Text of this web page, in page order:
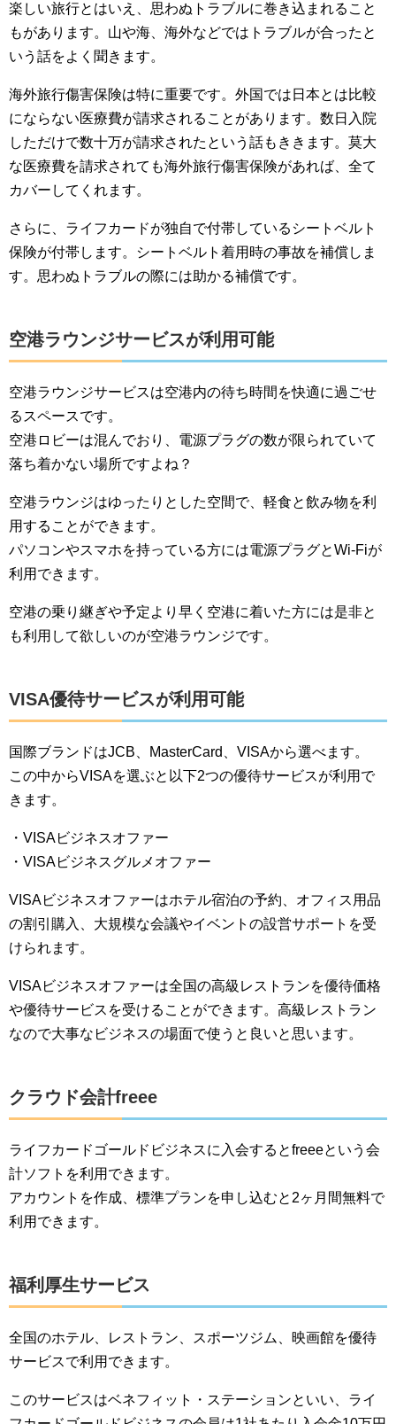
楽しい旅行とはいえ、思わぬトラブルに巻き込まれること
もがあります。山や海、海外などではトラブルが合ったと
いう話をよく聞きます。
海外旅行傷害保険は特に重要です。外国では日本とは比較
にならない医療費が請求されることがあります。数日入院
しただけで数十万が請求されたという話もききます。莫大
な医療費を請求されても海外旅行傷害保険があれば、全て
カバーしてくれます。
さらに、ライフカードが独自で付帯しているシートベルト
保険が付帯します。シートベルト着用時の事故を補償しま
す。思わぬトラブルの際には助かる補償です。
空港ラウンジサービスが利用可能
空港ラウンジサービスは空港内の待ち時間を快適に過ごせ
るスペースです。
空港ロビーは混んでおり、電源プラグの数が限られていて
落ち着かない場所ですよね？
空港ラウンジはゆったりとした空間で、軽食と飲み物を利
用することができます。
パソコンやスマホを持っている方には電源プラグとWi-Fiが
利用できます。
空港の乗り継ぎや予定より早く空港に着いた方には是非と
も利用して欲しいのが空港ラウンジです。
VISA優待サービスが利用可能
国際ブランドはJCB、MasterCard、VISAから選べます。
この中からVISAを選ぶと以下2つの優待サービスが利用で
きます。
・VISAビジネスオファー
・VISAビジネスグルメオファー
VISAビジネスオファーはホテル宿泊の予約、オフィス用品
の割引購入、大規模な会議やイベントの設営サポートを受
けられます。
VISAビジネスオファーは全国の高級レストランを優待価格
や優待サービスを受けることができます。高級レストラン
なので大事なビジネスの場面で使うと良いと思います。
クラウド会計freee
ライフカードゴールドビジネスに入会するとfreeeという会
計ソフトを利用できます。
アカウントを作成、標準プランを申し込むと2ヶ月間無料で
利用できます。
福利厚生サービス
全国のホテル、レストラン、スポーツジム、映画館を優待
サービスで利用できます。
このサービスはベネフィット・ステーションといい、ライ